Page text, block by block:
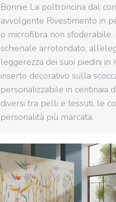
Bonnie La poltroncina dal
avvolgente Rivestimento in
o microfibra non sfoderabile.
schienale arrotondato,
leggerezza dei suoi piedini in
inserto decorativo sulla
personalizzabile in centinaia
diversi tra pelli e tessuti, le
personalità più marcata.